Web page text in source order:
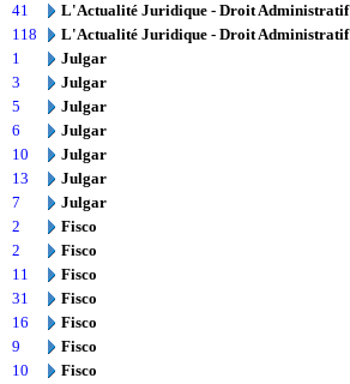
41
L'Actualité Juridique - Droit Administratif
118
L'Actualité Juridique - Droit Administratif
1
Julgar
3
Julgar
5
Julgar
6
Julgar
10
Julgar
13
Julgar
7
Julgar
2
Fisco
2
Fisco
11
Fisco
31
Fisco
16
Fisco
9
Fisco
10
Fisco